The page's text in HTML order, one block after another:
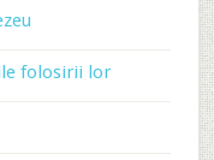
folosirii lor